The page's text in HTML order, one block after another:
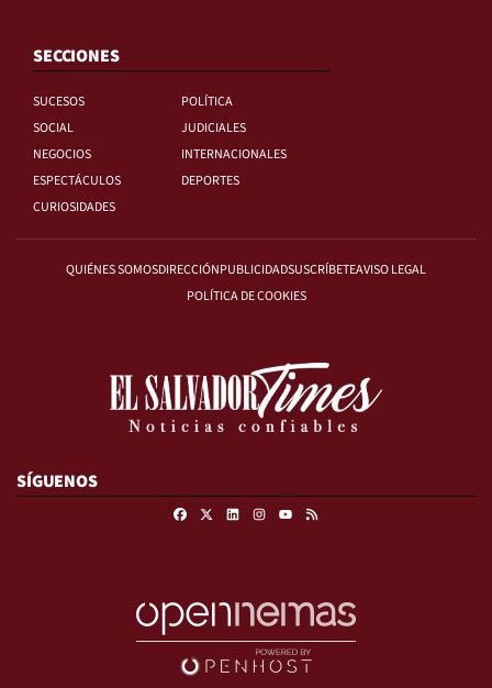
SECCIONES
SUCESOS
POLÍTICA
SOCIAL
JUDICIALES
NEGOCIOS
INTERNACIONALES
ESPECTÁCULOS
DEPORTES
CURIOSIDADES
QUIÉNES SOMOSDIRECCIÓNPUBLICIDADSUSCRÍBETEAVISO LEGAL
POLÍTICA DE COOKIES
SÍGUENOS
FacebookLinkedinInstagramRSS